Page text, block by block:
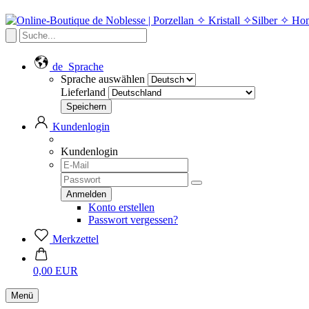
de Sprache
Sprache auswählen
Lieferland
Kundenlogin
Kundenlogin
Konto erstellen
Passwort vergessen?
Merkzettel
0,00 EUR
Menü